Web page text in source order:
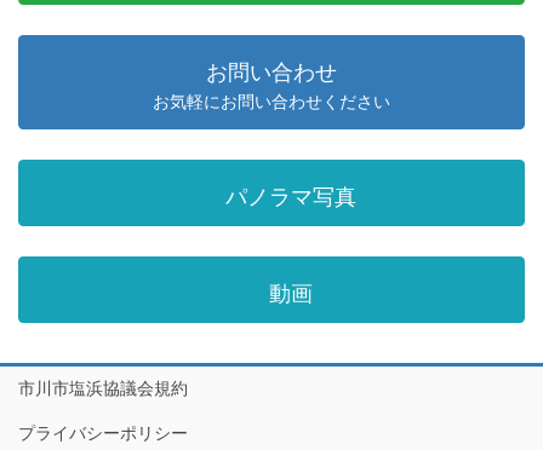
お問い合わせ
お気軽にお問い合わせください
パノラマ写真
動画
市川市塩浜協議会規約
プライバシーポリシー